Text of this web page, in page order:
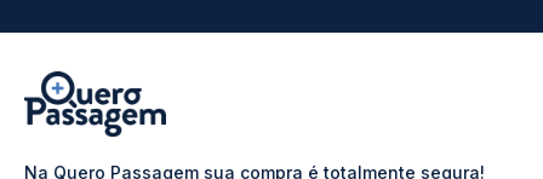
Na Quero Passagem sua compra é totalmente segura!